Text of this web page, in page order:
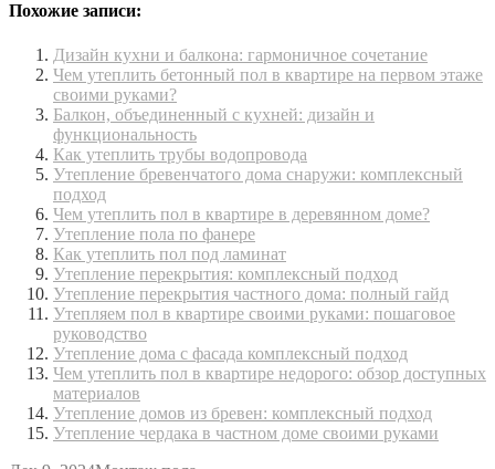
Похожие записи:
Дизайн кухни и балкона: гармоничное сочетание
Чем утеплить бетонный пол в квартире на первом этаже
своими руками?
Балкон, объединенный с кухней: дизайн и
функциональность
Как утеплить трубы водопровода
Утепление бревенчатого дома снаружи: комплексный
подход
Чем утеплить пол в квартире в деревянном доме?
Утепление пола по фанере
Как утеплить пол под ламинат
Утепление перекрытия: комплексный подход
Утепление перекрытия частного дома: полный гайд
Утепляем пол в квартире своими руками: пошаговое
руководство
Утепление дома с фасада комплексный подход
Чем утеплить пол в квартире недорого: обзор доступных
материалов
Утепление домов из бревен: комплексный подход
Утепление чердака в частном доме своими руками